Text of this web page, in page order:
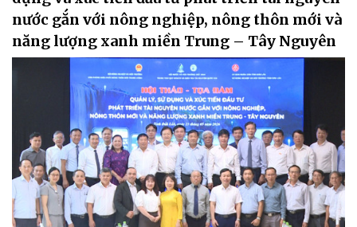
nước gắn với nông nghiệp, nông thôn mới và
năng lượng xanh miền Trung – Tây Nguyên